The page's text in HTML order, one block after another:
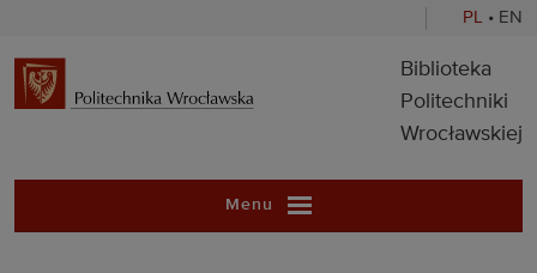
PL • EN
Biblioteka
Biblioteka
Politechniki
Wrocławskiej
Menu